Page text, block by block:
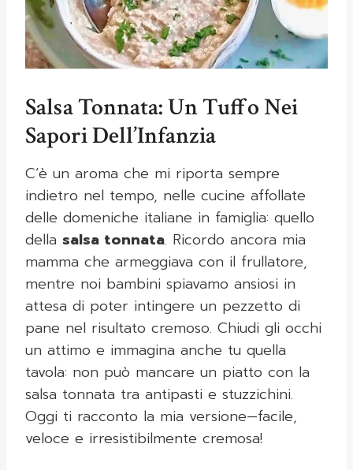
Salsa Tonnata: Un Tuffo Nei
Sapori Dell’Infanzia
C’è un aroma che mi riporta sempre
indietro nel tempo, nelle cucine affollate
delle domeniche italiane in famiglia: quello
della salsa tonnata. Ricordo ancora mia
mamma che armeggiava con il frullatore,
mentre noi bambini spiavamo ansiosi in
attesa di poter intingere un pezzetto di
pane nel risultato cremoso. Chiudi gli occhi
un attimo e immagina anche tu quella
tavola: non può mancare un piatto con la
salsa tonnata tra antipasti e stuzzichini.
Oggi ti racconto la mia versione—facile,
veloce e irresistibilmente cremosa!